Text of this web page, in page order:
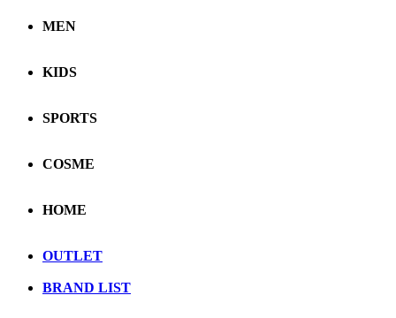
MEN
KIDS
SPORTS
COSME
HOME
OUTLET
BRAND LIST